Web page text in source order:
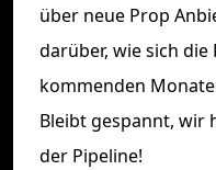
über neue Prop
darüber, wie sich
kommenden
Bleibt gespannt, wir
der Pipeline!